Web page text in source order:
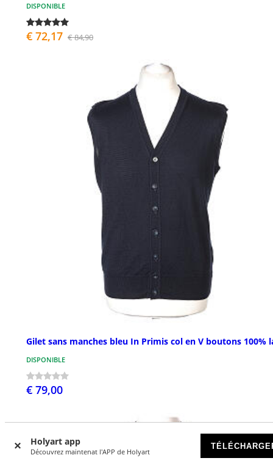
Holyart app
Découvrez maintenat l'APP de Holyart
DISPONIBLE
€ 72,17 € 84,90
Gilet sans manches bleu In Primis col en V boutons 100%
DISPONIBLE
€ 79,00